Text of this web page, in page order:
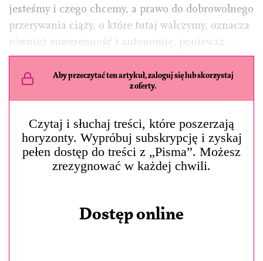
jesteśmy i czego chcemy, a prawo do dobrowolnego
przerywania ciąży, o które tutaj walczymy, oznacza
również suwerenność i autonomię, ponieważ …
Aby przeczytać ten artykuł, zaloguj się lub skorzystaj
z oferty.
Czytaj i słuchaj treści, które poszerzają
horyzonty. Wypróbuj subskrypcję i zyskaj
pełen dostęp do treści z „Pisma”. Możesz
zrezygnować w każdej chwili.
Dostęp online